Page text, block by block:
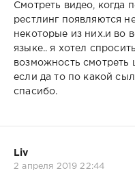
Смотреть видео, когда
рестлинг появляются
некоторые из них.и во
языке.. я хотел
возможность смотреть
если да то по какой
спасибо.
Liv
2 апреля 2019 22:44